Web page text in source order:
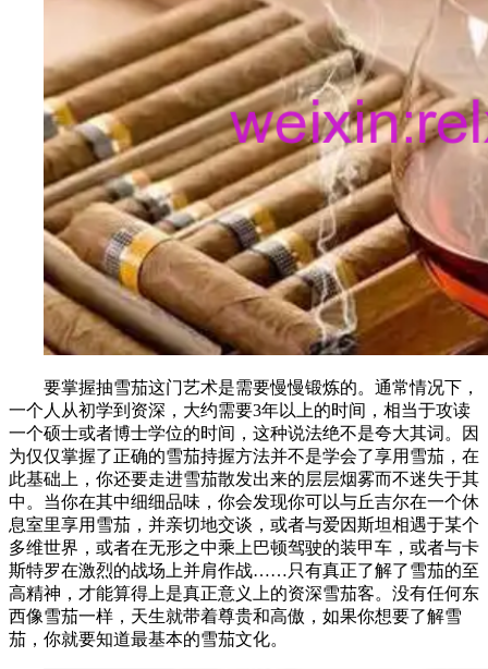
要掌握抽雪茄这门艺术是需要慢慢锻炼的。通常情况下，
一个人从初学到资深，大约需要3年以上的时间，相当于攻读
一个硕士或者博士学位的时间，这种说法绝不是夸大其词。因
为仅仅掌握了正确的雪茄持握方法并不是学会了享用雪茄，在
此基础上，你还要走进雪茄散发出来的层层烟雾而不迷失于其
中。当你在其中细细品味，你会发现你可以与丘吉尔在一个休
息室里享用雪茄，并亲切地交谈，或者与爱因斯坦相遇于某个
多维世界，或者在无形之中乘上巴顿驾驶的装甲车，或者与卡
斯特罗在激烈的战场上并肩作战……只有真正了解了雪茄的至
高精神，才能算得上是真正意义上的资深雪茄客。没有任何东
西像雪茄一样，天生就带着尊贵和高傲，如果你想要了解雪
茄，你就要知道最基本的雪茄文化。